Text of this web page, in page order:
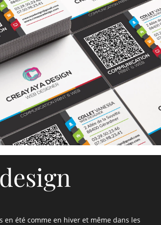
en été comme en hiver et même dans les